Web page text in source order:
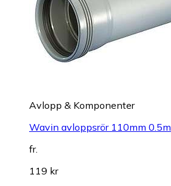
Avlopp & Komponenter
Wavin avloppsrör 110mm 0.5m
fr.
119 kr